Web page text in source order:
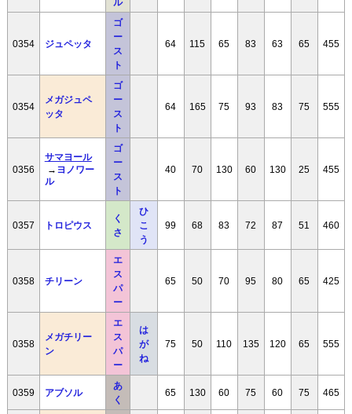
ル
0354 ジュペッタ
ゴ
ー
ス
ト
64 115 65 83 63 65 455
0354
メガジュペ
ッタ
ゴ
ー
ス
ト
64 165 75 93 83 75 555
0356
サマヨール
→ ヨノワー
ル
ゴ
ー
ス
ト
40 70 130 60 130 25 455
0357 トロピウス
く
さ
ひ
こ
う
99 68 83 72 87 51 460
0358 チリーン
エ
ス
パ
ー
65 50 70 95 80 65 425
0358
メガチリー
ン
エ
ス
パ
ー
は
が
ね
75 50 110 135 120 65 555
0359 アブソル
あ
く
65 130 60 75 60 75 465